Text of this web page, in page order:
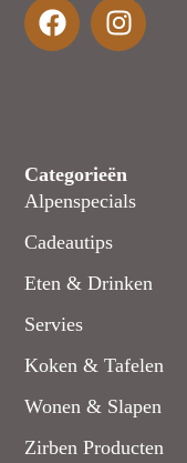
Categorieën
Alpenspecials
Cadeautips
Eten & Drinken
Servies
Koken & Tafelen
Wonen & Slapen
Zirben Producten